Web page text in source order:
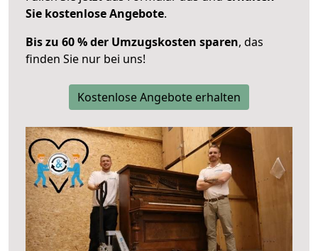
Sie kostenlose Angebote.
Bis zu 60 % der Umzugskosten sparen, das
finden Sie nur bei uns!
Kostenlose Angebote erhalten